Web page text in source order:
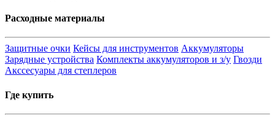
Расходные материалы
Защитные очки Кейсы для инструментов Аккумуляторы
Зарядные устройства Комплекты аккумуляторов и з/у Гвозди
Акссесуары для степлеров
Где купить